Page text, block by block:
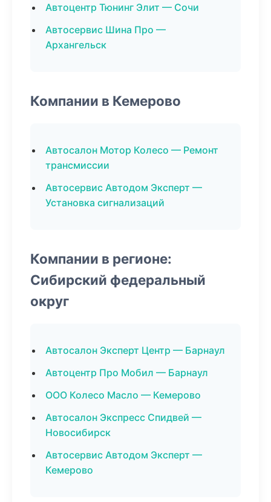
Автоцентр Тюнинг Элит — Сочи
Автосервис Шина Про —
Архангельск
Компании в Кемерово
Автосалон Мотор Колесо — Ремонт
трансмиссии
Автосервис Автодом Эксперт —
Установка сигнализаций
Компании в регионе:
Сибирский федеральный
округ
Автосалон Эксперт Центр — Барнаул
Автоцентр Про Мобил — Барнаул
ООО Колесо Масло — Кемерово
Автосалон Экспресс Спидвей —
Новосибирск
Автосервис Автодом Эксперт —
Кемерово